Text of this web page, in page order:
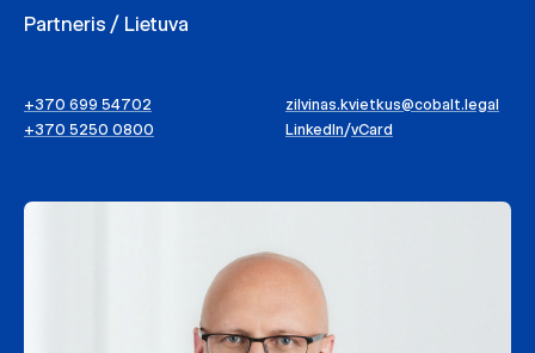
Partneris / Lietuva
+370 699 54702
+370 5250 0800
zilvinas.kvietkus@cobalt.legal
LinkedIn/vCard